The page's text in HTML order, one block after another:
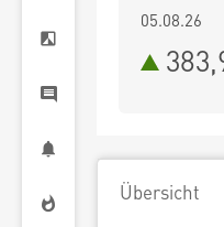
05.08.26
Übersicht